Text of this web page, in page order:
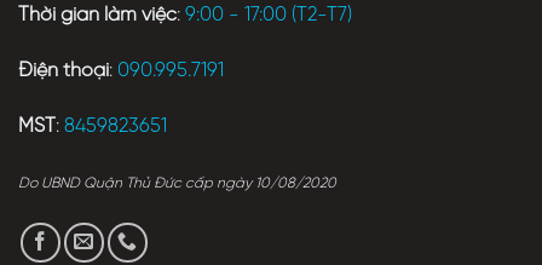
Thời gian làm việc: 9:00 - 17:00 (T2-T7)
Điện thoại: 090.995.7191
MST : 8459823651
Do UBND Quận Thủ Đức cấp ngày 10/08/2020